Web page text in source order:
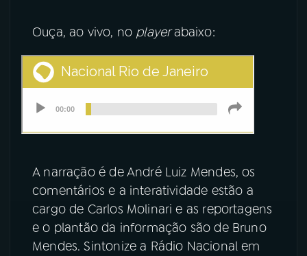
Ouça, ao vivo, no playerabaixo:
A narração é de André Luiz Mendes, os
comentários e a interatividade estão a
cargo de Carlos Molinari e as reportagens
e o plantão da informação são de Bruno
Mendes. Sintonize a Rádio Nacional em